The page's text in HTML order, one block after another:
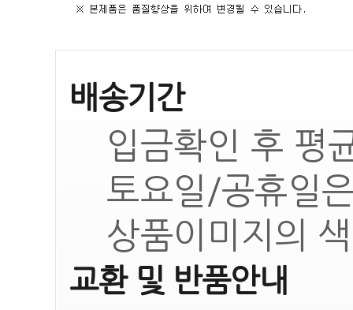
배송기간
입금확인 후 평
토요일/공휴일
상품이미지의
교환 및 반품안내